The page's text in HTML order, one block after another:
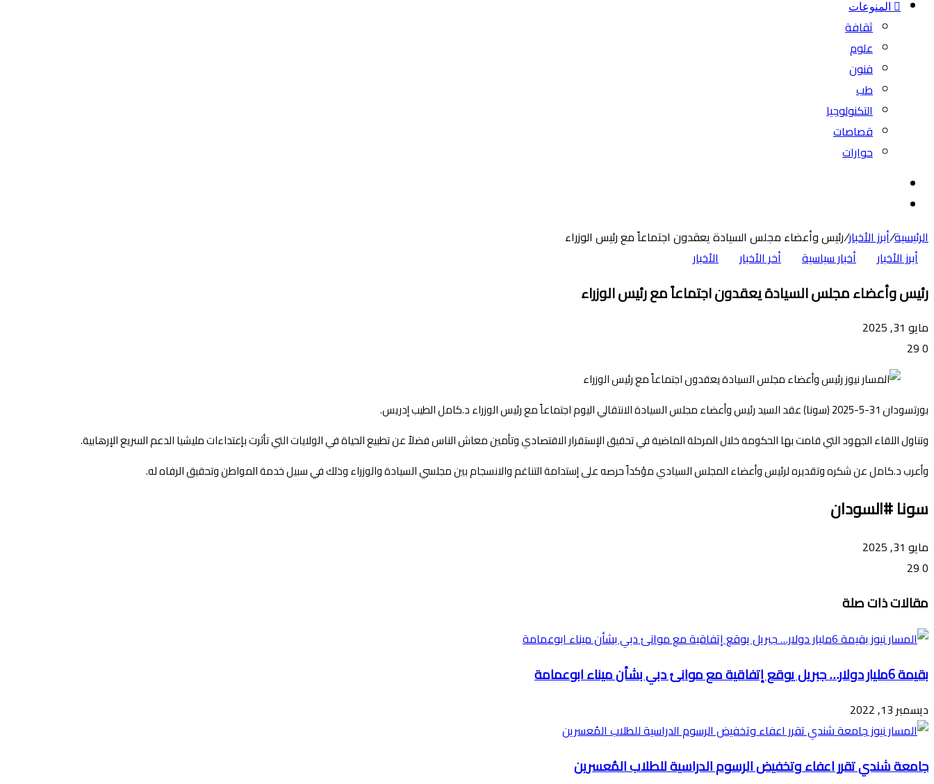
المنوعات
ثقافة
علوم
فنون
طب
التكنولوجيا
قصاصات
حوارات
المظلم
الرئيسية/أبرز الأخبار/رئيس وأعضاء مجلس السيادة يعقدون اجتماعاً مع رئيس الوزراء
أبرز الأخبار
أخبار سياسية أخر الأخبار الأخبار
رئيس وأعضاء مجلس السيادة يعقدون اجتماعاً مع رئيس الوزراء
مايو 31, 2025
0
بورتسودان 31-5-2025 (سونا) عقد السيد رئيس وأعضاء مجلس السيادة الانتقالي اليوم اجتماعاً مع رئيس الوزراء د.كامل الطيب إدريس.
وتناول اللقاء الجهود التي قامت بها الحكومة خلال المرحلة الماضية في تحقيق الإستقرار الاقتصادي وتأمين معاش الناس فضلاً عن تطبيع الحياة في الولايات التي تأثرت بإعتداءات مليشيا الدعم السريع الإرهابية.
وأعرب د.كامل عن شكره وتقديره لرئيس وأعضاء المجلس السيادي مؤكداً حرصه على إستدامة التناغم والانسجام بين مجلسي السيادة والوزراء وذلك في سبيل خدمة المواطن وتحقيق الرفاه له.
سونا #السودان
مايو 31, 2025
0
عبر
البريد
مقالات ذات صلة
بقيمة 6مليار دولار… جبريل يوقع إتفاقية مع موانئ دبي بشأن ميناء ابوعمامة
ديسمبر 13, 2022
جامعة شندي تقرر اعفاء وتخفيض الرسوم الدراسية للطلاب المُعسرين